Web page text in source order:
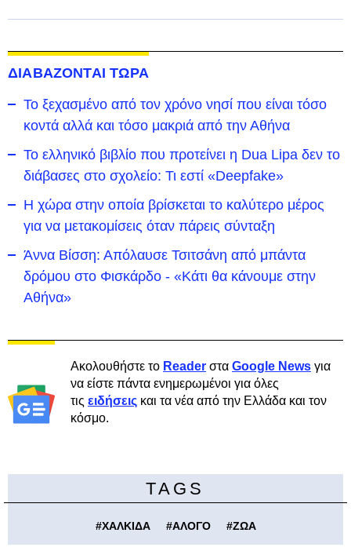
ΔΙΑΒΑΖΟΝΤΑΙ ΤΩΡΑ
To ξεχασμένο από τον χρόνο νησί που είναι τόσο
κοντά αλλά και τόσο μακριά από την Αθήνα
Το ελληνικό βιβλίο που προτείνει η Dua Lipa δεν το
διάβασες στο σχολείο: Τι εστί «Deepfake»
Η χώρα στην οποία βρίσκεται το καλύτερο μέρος
για να μετακομίσεις όταν πάρεις σύνταξη
Άννα Βίσση: Απόλαυσε Τσιτσάνη από μπάντα
δρόμου στο Φισκάρδο - «Κάτι θα κάνουμε στην
Αθήνα»
Ακολουθήστε το Reader στα Google News για
να είστε πάντα ενημερωμένοι για όλες
τις ειδήσεις και τα νέα από την Ελλάδα και τον
κόσμο.
TAGS
#ΧΑΛΚΙΔΑ #ΑΛΟΓΟ #ΖΩΑ